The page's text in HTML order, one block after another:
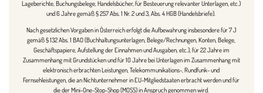
Lageberichte, Buchungsbelege, Handelsbücher, für Besteuerung relevanter Unterlagen, etc.)
und 6 Jahre gemäß § 257 Abs. 1 Nr. 2 und 3, Abs. 4 HGB (Handelsbriefe).
Nach gesetzlichen Vorgaben in Österreich erfolgt die Aufbewahrung insbesondere für 7 J
gemäß § 132 Abs. 1 BAO (Buchhaltungsunterlagen, Belege/Rechnungen, Konten, Belege,
Geschäftspapiere, Aufstellung der Einnahmen und Ausgaben, etc.), für 22 Jahre im
Zusammenhang mit Grundstücken und für 10 Jahre bei Unterlagen im Zusammenhang mit
elektronisch erbrachten Leistungen, Telekommunikations-, Rundfunk- und
Fernsehleistungen, die an Nichtunternehmer in EU-Mitgliedstaaten erbracht werden und für
die der Mini-One-Stop-Shop (MOSS) in Anspruch genommen wird.